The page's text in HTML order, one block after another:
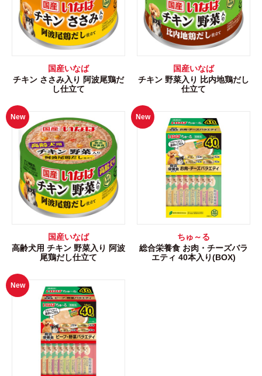
国産いなば
チキン ささみ入り 阿波尾鶏だ
し仕立て
国産いなば
チキン 野菜入り 比内地鶏だし
仕立て
New
国産いなば
高齢犬用 チキン 野菜入り 阿波
尾鶏だし仕立て
New
ちゅ～る
総合栄養食 お肉・チーズバラ
エティ 40本入り(BOX)
New